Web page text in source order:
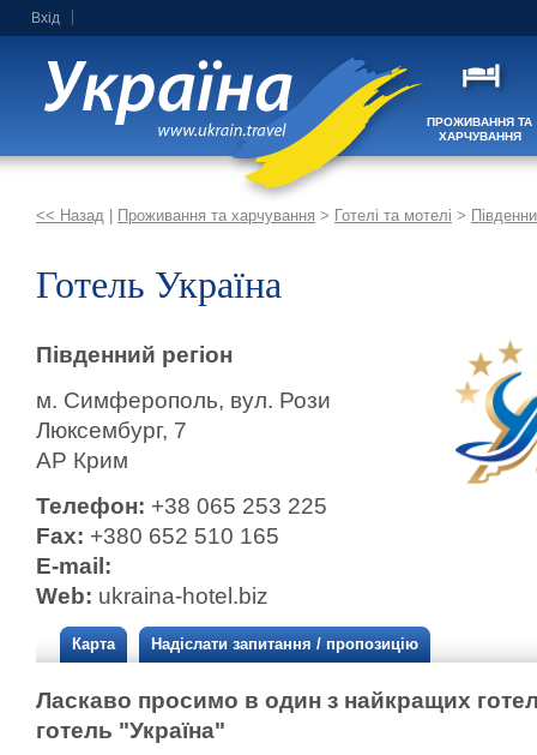
Вхід
ПРОЖИВАННЯ ТА
ХАРЧУВАННЯ
<< Назад Проживання та харчування > Готелі та мотелі >
Готель Україна
Південний регіон
м. Симферополь, вул. Рози
Люксембург, 7
АР Крим
Телефон: +38 065 253 225
Fax: +380 652 510 165
E-mail:
Web: ukraina-hotel.biz
Карта Надіслати запитання / пропозицію
Ласкаво просимо в один з найкращих
готель "Україна"